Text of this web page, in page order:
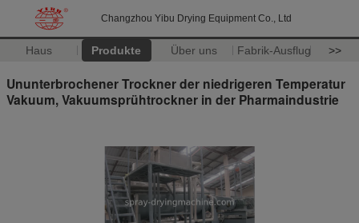
Changzhou Yibu Drying Equipment Co., Ltd
Haus Produkte Über uns Fabrik-Ausflug >>
Ununterbrochener Trockner der niedrigeren Temperatur
Vakuum, Vakuumsprühtrockner in der Pharmaindustrie